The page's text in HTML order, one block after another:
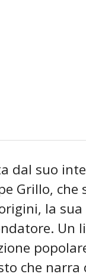
dal suo
Grillo, che
la
Un
che narra